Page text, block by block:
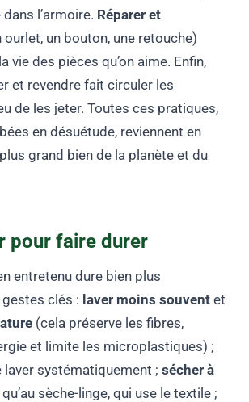
l’armoire. Réparer et
ourlet, un bouton, une retouche)
vie des pièces qu’on aime. Enfin,
et revendre fait circuler les
de les jeter. Toutes ces pratiques,
en désuétude, reviennent en
grand bien de la planète et du
pour faire durer
entretenu dure bien plus
clés : laver moins souvent et
(cela préserve les fibres,
et limite les microplastiques) ;
laver systématiquement ;sécher à
sèche-linge, qui use le textile ;